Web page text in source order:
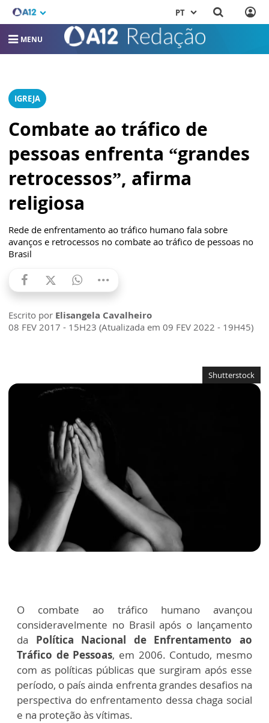
PT
MENU
IGREJA
Combate ao tráfico de
pessoas enfrenta “grandes
retrocessos”, afirma
religiosa
Rede de enfrentamento ao tráfico humano fala sobre
avanços e retrocessos no combate ao tráfico de pessoas no
Brasil
Escrito por Elisangela Cavalheiro
08 FEV 2017 - 15H23 (Atualizada em 09 FEV 2022 - 19H45)
Shutterstock
O combate ao tráfico humano avançou
consideravelmente no Brasil após o lançamento
da Política Nacional de Enfrentamento ao
Tráfico de Pessoas, em 2006. Contudo, mesmo
com as políticas públicas que surgiram após esse
período, o país ainda enfrenta grandes desafios na
perspectiva do enfrentamento dessa chaga social
e na proteção às vítimas.